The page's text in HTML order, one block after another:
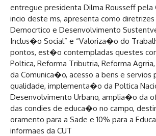
entregue presidenta Dilma Rousseff pela
incio deste ms, apresenta como diretrizes
Democrtico e Desenvolvimento
Inclus�o Social” e “Valoriza�o do
pontos, est�o contempladas questes
Poltica, Reforma Tributria, Reforma
da Comunica�o, acesso a bens e servios
qualidade, implementa�o da Poltica
Desenvolvimento Urbano, amplia�o da
das condies de educa�o no campo,
oramento para a Sade e 10% para a
informaes da CUT